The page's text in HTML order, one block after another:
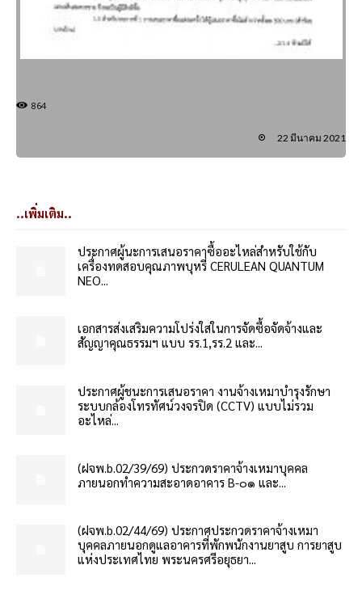
864
22 มีนาคม 2021
..เพิ่มเติม..
ประกาศผู้นะการเสนอราคาซื้ออะไหล่สำหรับใช้กับ
เครื่องทดสอบคุณภาพบุหรี่ CERULEAN QUANTUM
NEO...
เอกสารส่งเสริมความโปร่งใสในการจัดซื้อจัดจ้างและ
สัญญาคุณธรรมฯ แบบ รร.1,รร.2 และ...
ประกาศผู้ชนะการเสนอราคา งานจ้างเหมาบำรุงรักษา
ระบบกล้องโทรทัศน์วงจรปิด (CCTV) แบบไม่รวม
อะไหล่...
(ฝจพ.b.02/39/69) ประกวดราคาจ้างเหมาบุคคล
ภายนอกทำความสะอาดอาคาร B-๐๑ และ...
(ฝจพ.b.02/44/69) ประกาศประกวดราคาจ้างเหมา
บุคคลภายนอกดูแลอาคารที่พักพนักงานยาสูบ การยาสูบ
แห่งประเทศไทย พระนครศรีอยุธยา...